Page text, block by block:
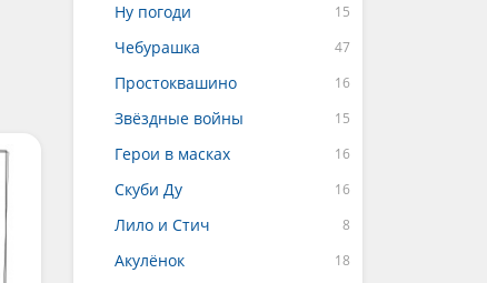
Ну погоди
Чебурашка
Простоквашино
Звёздные войны
Герои в масках
Скуби Ду
Лило и Стич
Акулёнок